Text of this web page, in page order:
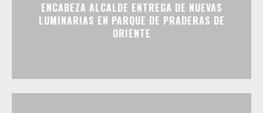
ENCABEZA ALCALDE ENTREGA DE NUEVAS
LUMINARIAS EN PARQUE DE PRADERAS DE
ORIENTE